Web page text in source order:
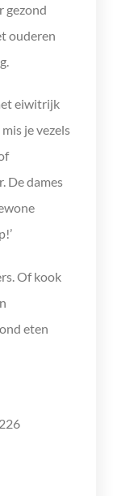
gezond
ouderen
eiwitrijk
je vezels
De dames
Of kook
eten